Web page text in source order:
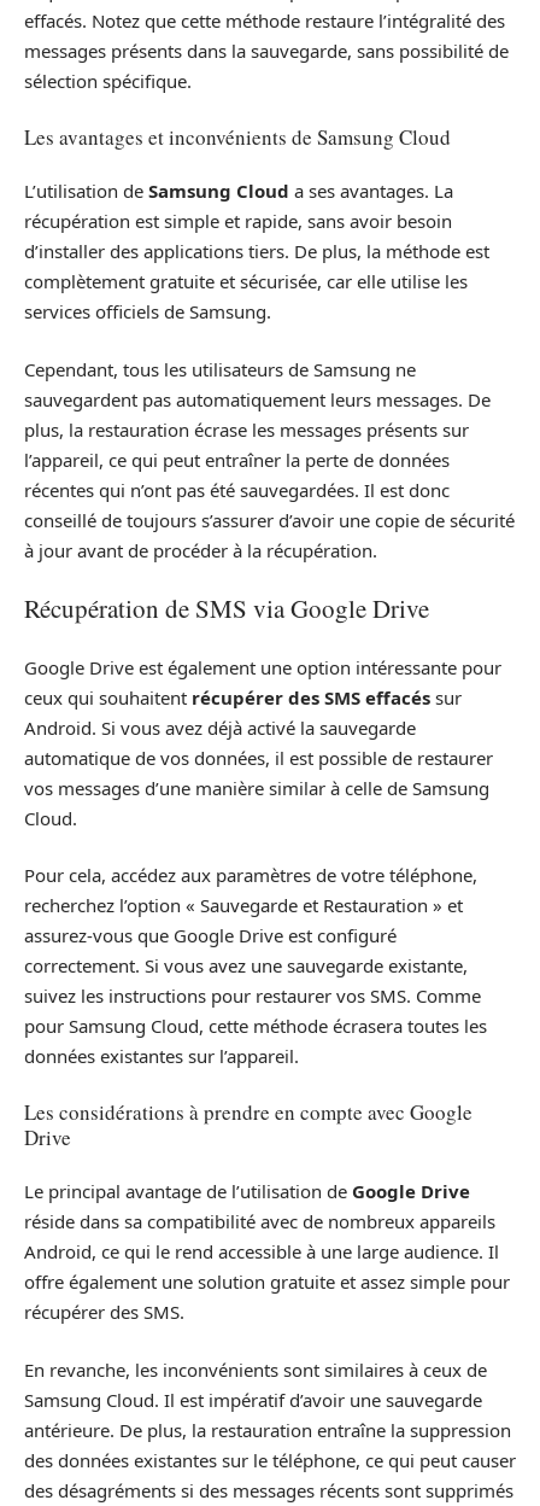
effacés. Notez que cette méthode restaure l’intégralité des
messages présents dans la sauvegarde, sans possibilité de
sélection spécifique.
Les avantages et inconvénients de Samsung Cloud
L’utilisation de Samsung Cloud a ses avantages. La
récupération est simple et rapide, sans avoir besoin
d’installer des applications tiers. De plus, la méthode est
complètement gratuite et sécurisée, car elle utilise les
services officiels de Samsung.
Cependant, tous les utilisateurs de Samsung ne
sauvegardent pas automatiquement leurs messages. De
plus, la restauration écrase les messages présents sur
l’appareil, ce qui peut entraîner la perte de données
récentes qui n’ont pas été sauvegardées. Il est donc
conseillé de toujours s’assurer d’avoir une copie de sécurité
à jour avant de procéder à la récupération.
Récupération de SMS via Google Drive
Google Drive est également une option intéressante pour
ceux qui souhaitent récupérer des SMS effacés sur
Android. Si vous avez déjà activé la sauvegarde
automatique de vos données, il est possible de restaurer
vos messages d’une manière similar à celle de Samsung
Cloud.
Pour cela, accédez aux paramètres de votre téléphone,
recherchez l’option « Sauvegarde et Restauration » et
assurez-vous que Google Drive est configuré
correctement. Si vous avez une sauvegarde existante,
suivez les instructions pour restaurer vos SMS. Comme
pour Samsung Cloud, cette méthode écrasera toutes les
données existantes sur l’appareil.
Les considérations à prendre en compte avec Google
Drive
Le principal avantage de l’utilisation de Google Drive
réside dans sa compatibilité avec de nombreux appareils
Android, ce qui le rend accessible à une large audience. Il
offre également une solution gratuite et assez simple pour
récupérer des SMS.
En revanche, les inconvénients sont similaires à ceux de
Samsung Cloud. Il est impératif d’avoir une sauvegarde
antérieure. De plus, la restauration entraîne la suppression
des données existantes sur le téléphone, ce qui peut causer
des désagréments si des messages récents sont supprimés